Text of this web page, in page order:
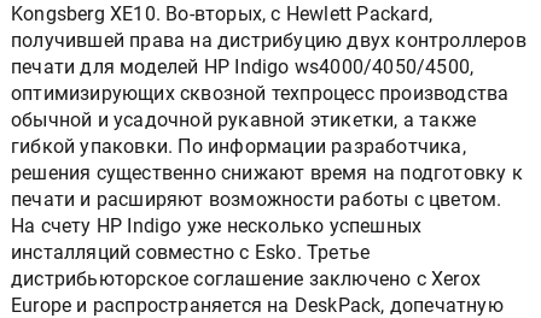
Kongsberg XE10. Во-вторых, с Hewlett Packard,
получившей права на дистрибуцию двух контроллеров
печати для моделей HP Indigo ws4000/4050/4500,
оптимизирующих сквозной техпроцесс производства
обычной и усадочной рукавной этикетки, а также
гибкой упаковки. По информации разработчика,
решения существенно снижают время на подготовку к
печати и расширяют возможности работы с цветом.
На счету HP Indigo уже несколько успешных
инсталляций совместно с Esko. Третье
дистрибьюторское соглашение заключено с Xerox
Europe и распространяется на DeskPack, допечатную